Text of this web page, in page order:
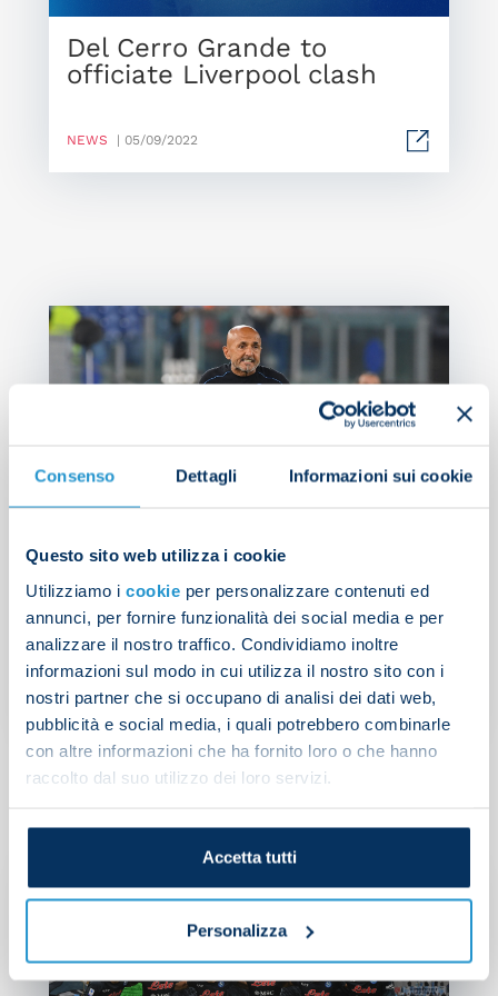
Consenso Dettagli Informazioni sui cookie
Questo sito web utilizza i cookie
Utilizziamo i cookie per personalizzare contenuti ed
annunci, per fornire funzionalità dei social media e per
analizzare il nostro traffico. Condividiamo inoltre
informazioni sul modo in cui utilizza il nostro sito con i
nostri partner che si occupano di analisi dei dati web,
pubblicità e social media, i quali potrebbero combinarle
con altre informazioni che ha fornito loro o che hanno
raccolto dal suo utilizzo dei loro servizi.
Accetta tutti
Personalizza
Del Cerro Grande to
officiate Liverpool clash
NEWS | 05/09/2022
Spalletti: “We’re on the
right track”
NEWS | 03/09/2022